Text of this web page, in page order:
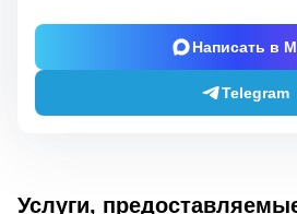
Написать в
Telegram
Услуги,